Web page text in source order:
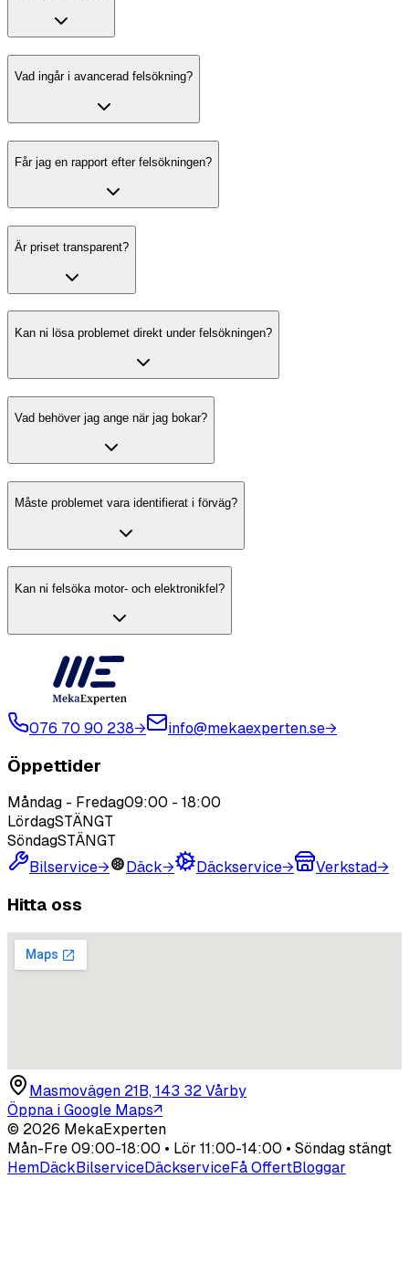
Vad ingår i avancerad felsökning?
Får jag en rapport efter felsökningen?
Är priset transparent?
Kan ni lösa problemet direkt under felsökningen?
Vad behöver jag ange när jag bokar?
Måste problemet vara identifierat i förväg?
Kan ni felsöka motor- och elektronikfel?
076 70 90 238→ info@mekaexperten.se→
Öppettider
Måndag - Fredag09:00 - 18:00
LördagSTÄNGT
SöndagSTÄNGT
Bilservice→ Däck→ Däckservice→ Verkstad→
Hitta oss
Masmovägen 21B, 143 32 Vårby
Öppna i Google Maps↗
© 2026 MekaExperten
Mån-Fre 09:00-18:00 • Lör 11:00-14:00 • Söndag stängt
HemDäckBilserviceDäckserviceFå OffertBloggar